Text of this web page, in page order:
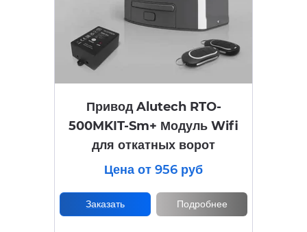
Привод Alutech RTO-
500MKIT-Sm+ Модуль Wifi
для откатных ворот
Цена от 956 руб
Заказать Подробнее